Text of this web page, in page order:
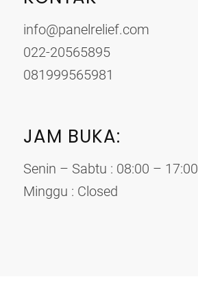
info@panelrelief.com
022-20565895
081999565981
JAM BUKA:
Senin – Sabtu : 08:00 – 17:00
Minggu : Closed